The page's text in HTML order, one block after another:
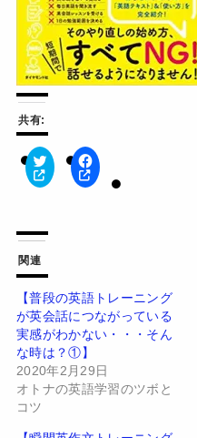
共有:
ク
リ
て
T
w
i
t
t
e
r
で
共
有
(
新
し
い
ウ
F
a
有
す
る
に
は
ク
リ
ッ
ク
し
関連
【普段の英語トレーニング
が英会話につながっている
実感がわかない・・・そん
な時は？①】
2020年2月29日
オトナの英語学習のツボと
コツ